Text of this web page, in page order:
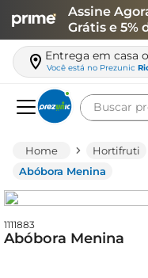
Assine
Grátis e 5%
Entrega em casa
Você está no Prezunic
Buscar
Hortifruti
Abóbora Menina
1111883
Abóbora Menina
leite
queijo